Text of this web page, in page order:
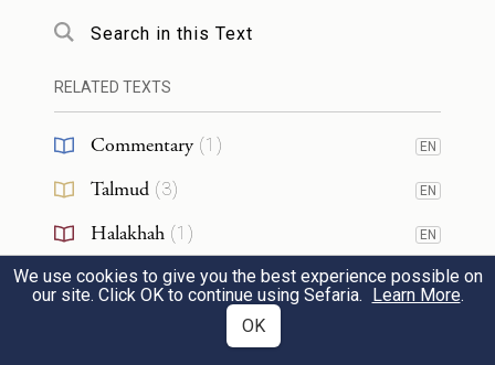
נכסים ושעבוד הגוף לא נמכר לפי שאין
למחול את שעבוד הגוף וממילא פקע
שעבוד נכסים דאינו אלא ערבות ואם כן
כיון דטעמא דמחילה ותפס שטרא לא
מהני היינו משום דכל העומד לגבות
כגבוי דמי ואף על גב דאנן קיימא לן דלא
כב"ש דאמר כל העומד לגבות כגבוי
Search in this Text
RELATED TEXTS
Commentary (1 ) EN
Talmud (3) EN
Halakhah (1 ) EN
RESOURCES
We use cookies to give you the best experience possible on
our site. Click OK to continue using Sefaria. Learn More.
OK